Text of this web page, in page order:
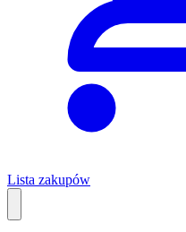
Lista zakupów